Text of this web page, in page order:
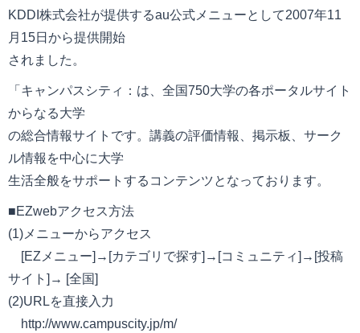
KDDI株式会社が提供するau公式メニューとして2007年11
月15日から提供開始
されました。
「キャンパスシティ：は、全国750大学の各ポータルサイト
からなる大学
の総合情報サイトです。講義の評価情報、掲示板、サーク
ル情報を中心に大学
生活全般をサポートするコンテンツとなっております。
■EZwebアクセス方法
(1)メニューからアクセス
[EZメニュー]→[カテゴリで探す]→[コミュニティ]→[投稿
サイト]→ [全国]
(2)URLを直接入力
http://www.campuscity.jp/m/